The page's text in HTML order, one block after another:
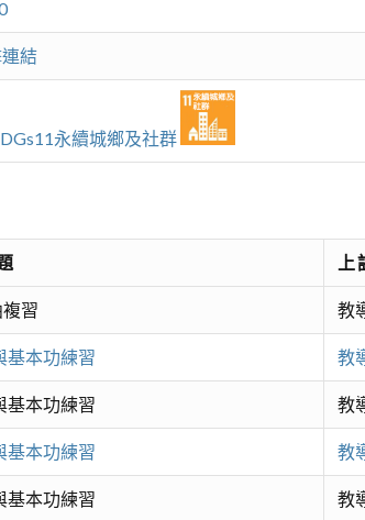
結
永續城鄉及社群
習 教
基本功練習 教
基本功練習 教
基本功練習 教
基本功練習 教